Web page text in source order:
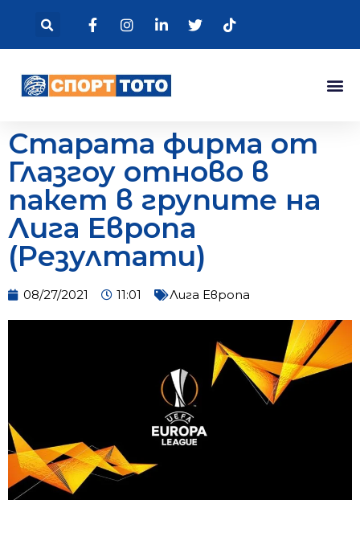
Старата фирма от
Глазгоу отново в
пакет в групите на
Лига Европа
(Резултати)
08/27/2021 11:01 Лига Европа